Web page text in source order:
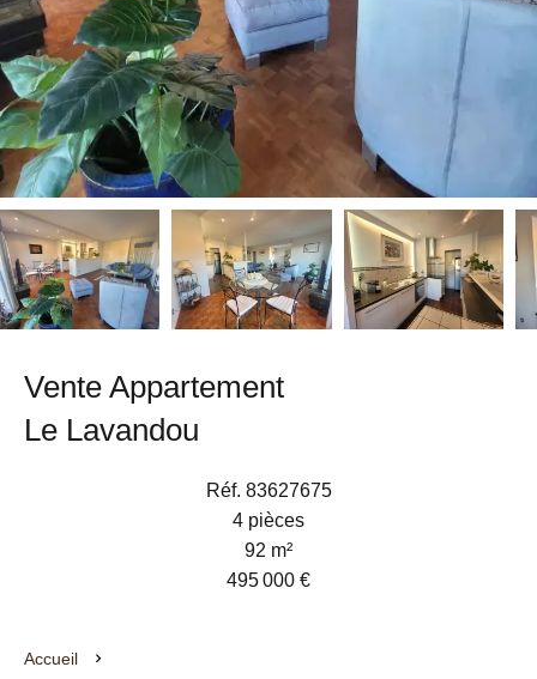
Vente Appartement
Le Lavandou
Réf. 83627675
4 pièces
92 m²
495 000 €
Accueil